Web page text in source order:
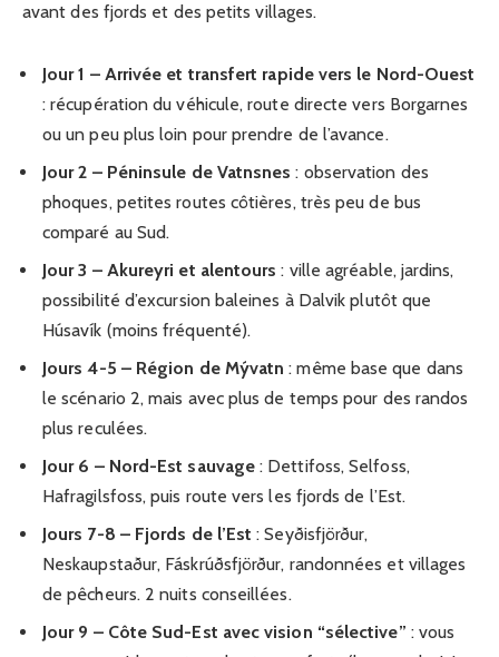
avant des fjords et des petits villages.
Jour 1 – Arrivée et transfert rapide vers le Nord-Ouest
: récupération du véhicule, route directe vers Borgarnes
ou un peu plus loin pour prendre de l’avance.
Jour 2 – Péninsule de Vatnsnes : observation des
phoques, petites routes côtières, très peu de bus
comparé au Sud.
Jour 3 – Akureyri et alentours : ville agréable, jardins,
possibilité d’excursion baleines à Dalvik plutôt que
Húsavík (moins fréquenté).
Jours 4-5 – Région de Mývatn : même base que dans
le scénario 2, mais avec plus de temps pour des randos
plus reculées.
Jour 6 – Nord-Est sauvage : Dettifoss, Selfoss,
Hafragilsfoss, puis route vers les fjords de l’Est.
Jours 7-8 – Fjords de l’Est : Seyðisfjörður,
Neskaupstaður, Fáskrúðsfjörður, randonnées et villages
de pêcheurs. 2 nuits conseillées.
Jour 9 – Côte Sud-Est avec vision “sélective” : vous